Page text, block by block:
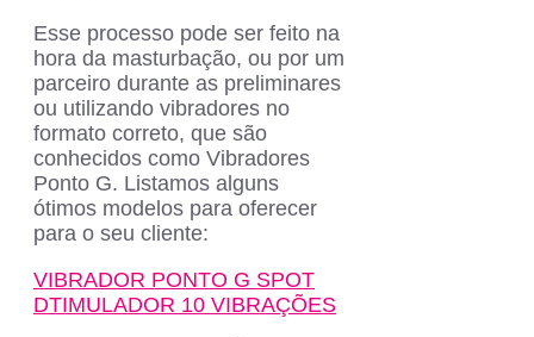
Esse processo pode ser feito na
hora da masturbação, ou por um
parceiro durante as preliminares
ou utilizando vibradores no
formato correto, que são
conhecidos como Vibradores
Ponto G. Listamos alguns
ótimos modelos para oferecer
para o seu cliente:
VIBRADOR PONTO G SPOT
DTIMULADOR 10 VIBRAÇÕES